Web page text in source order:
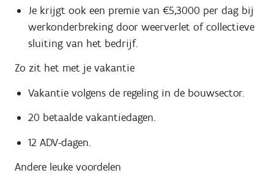
Je krijgt ook een premie van €5,3000 per dag bij
werkonderbreking door weerverlet of collectieve
sluiting van het bedrijf.
Zo zit het met je vakantie
Vakantie volgens de regeling in de bouwsector.
20 betaalde vakantiedagen.
12 ADV-dagen.
Andere leuke voordelen